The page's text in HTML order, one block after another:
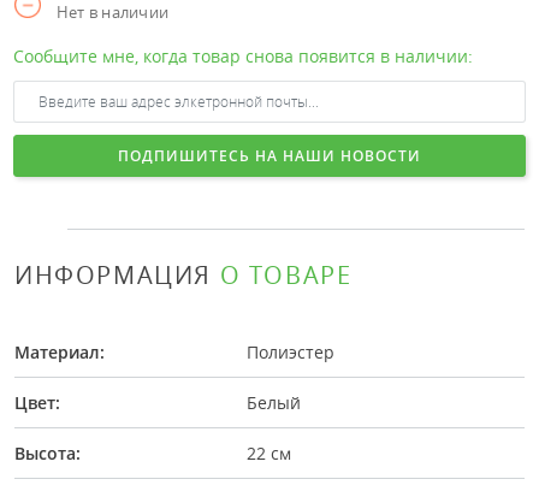
Нет в наличии
Сообщите мне, когда товар снова появится в наличии:
ПОДПИШИТЕСЬ НА НАШИ НОВОСТИ
ИНФОРМАЦИЯ О ТОВАРЕ
Материал: Полиэстер
Цвет: Белый
Высота: 22 см